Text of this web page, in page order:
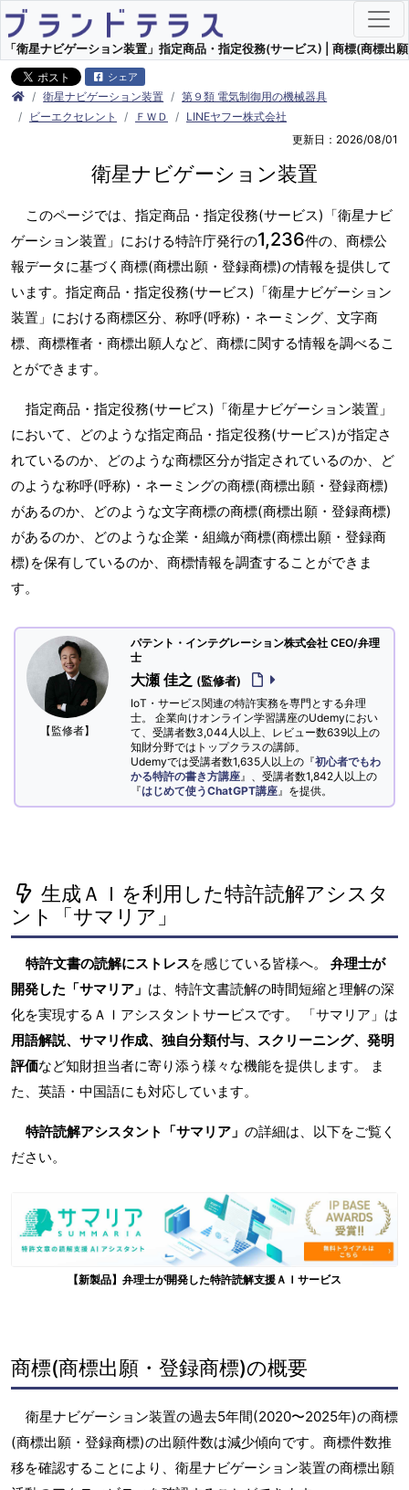
「衛星ナビゲーション装置」指定商品・指定役務(サービス) | 商標(商標出
シェア
衛星ナビゲーション装置
第９類 電気制御用の機械器具
ビーエクセレント
ＦＷＤ
LINEヤフー株式会社
更新日：2026/08/01
衛星ナビゲーション装置
このページでは、指定商品・指定役務(サービス)「衛星ナビ
ゲーション装置」における特許庁発行の1,236件の、商標公
報データに基づく商標(商標出願・登録商標)の情報を提供して
います。指定商品・指定役務(サービス)「衛星ナビゲーション
装置」における商標区分、称呼(呼称)・ネーミング、文字商
標、商標権者・商標出願人など、商標に関する情報を調べるこ
とができます。
指定商品・指定役務(サービス)「衛星ナビゲーション装置」
において、どのような指定商品・指定役務(サービス)が指定さ
れているのか、どのような商標区分が指定されているのか、ど
のような称呼(呼称)・ネーミングの商標(商標出願・登録商標)
があるのか、どのような文字商標の商標(商標出願・登録商標)
があるのか、どのような企業・組織が商標(商標出願・登録商
標)を保有しているのか、商標情報を調査することができま
す。
【監修者】
パテント・インテグレーション株式会社 CEO/弁理
士
大瀬 佳之 (監修者)
IoT・サービス関連の特許実務を専門とする弁理
士。 企業向けオンライン学習講座のUdemyにおい
て、受講者数3,044人以上、レビュー数639以上の
知財分野ではトップクラスの講師。
Udemyでは受講者数1,635人以上の『初心者でもわ
かる特許の書き方講座 』、受講者数1,842人以上の
『はじめて使うChatGPT講座 』を提供。
生成ＡＩを利用した特許読解アシスタ
ント「サマリア」
特許文書の読解にストレスを感じている皆様へ。 弁理士が
開発した「サマリア」 は、特許文書読解の時間短縮と理解の深
化を実現するＡＩアシスタントサービスです。 「サマリア」は
用語解説、サマリ作成、独自分類付与、スクリーニング、発明
評価など知財担当者に寄り添う様々な機能を提供します。 ま
た、英語・中国語にも対応しています。
特許読解アシスタント「サマリア」 の詳細は、以下をご覧く
ださい。
【新製品】弁理士が開発した特許読解支援ＡＩサービス
商標(商標出願・登録商標)の概要
衛星ナビゲーション装置の過去5年間(2020〜2025年)の商標
(商標出願・登録商標)の出願件数は減少傾向です。商標件数推
移を確認することにより、衛星ナビゲーション装置の商標出願